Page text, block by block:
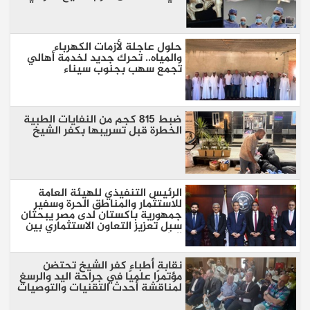
حلول عاجلة لأزمات الكهرباء
والمياه.. تحرك جديد لخدمة أهالي
تجمع سهب بجنوب سيناء
ضبط 815 كجم من النفايات الطبية
الخطرة قبل تسريبها بكفر الشيخ
الرئيس التنفيذي للهيئة العامة
للاستثمار والمناطق الحرة وسفير
جمهورية باكستان لدى مصر يبحثان
سبل تعزيز التعاون الاستثماري بين
البلدين
نقابة أطباء كفر الشيخ تحتضن
مؤتمرًا علميًا في جراحة اليد والرسغ
لمناقشة أحدث التقنيات والتوصيات